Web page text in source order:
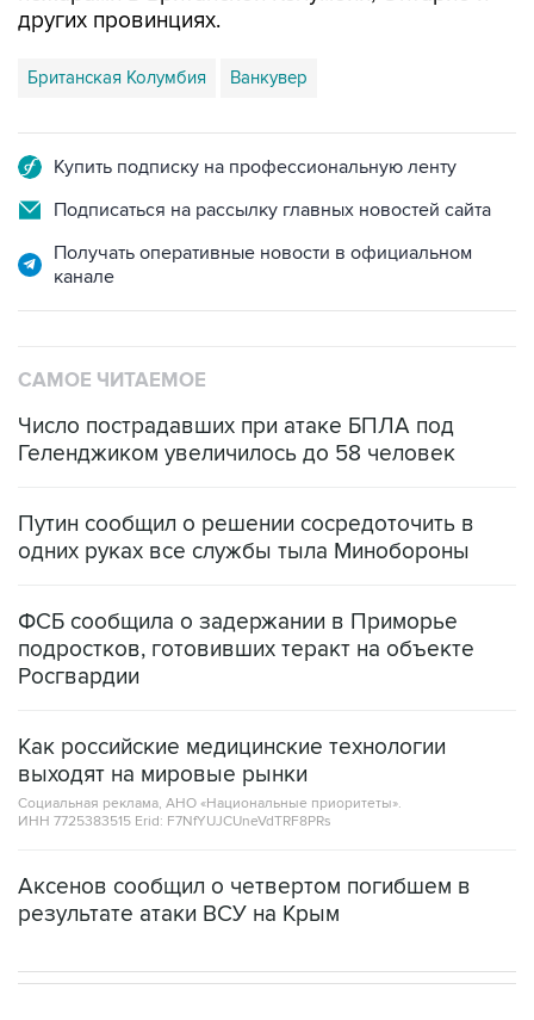
Британская Колумбия
Подписаться на рассылку главных новостей сайта
Получать оперативные новости в официальном
канале
Число пострадавших при атаке БПЛА под
Путин сообщил о решении сосредоточить в
ФСБ сообщила о задержании в Приморье
Росгвардии
Как российские медицинские технологии
Социальная реклама, АНО «Национальные приоритеты».
ИНН 7725383515 Erid: F7NfYUJCUneVdTRF8PRs